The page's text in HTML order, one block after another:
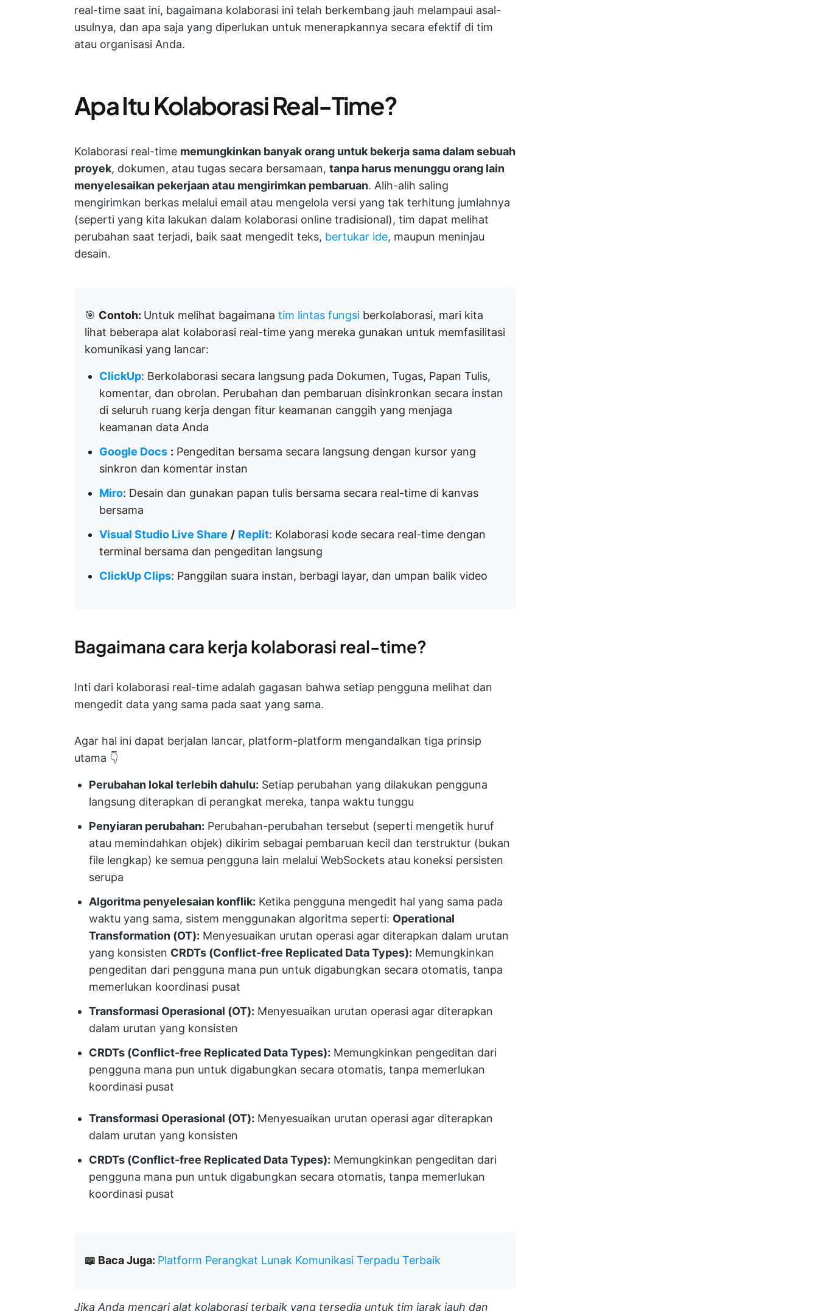
real-time saat ini, bagaimana kolaborasi ini telah berkembang jauh melampaui asal-
usulnya, dan apa saja yang diperlukan untuk menerapkannya secara efektif di tim
atau organisasi Anda.
Apa Itu Kolaborasi Real-Time?
Kolaborasi real-time memungkinkan banyak orang untuk bekerja sama dalam sebuah
proyek, dokumen, atau tugas secara bersamaan, tanpa harus menunggu orang lain
menyelesaikan pekerjaan atau mengirimkan pembaruan. Alih-alih saling
mengirimkan berkas melalui email atau mengelola versi yang tak terhitung jumlahnya
(seperti yang kita lakukan dalam kolaborasi online tradisional), tim dapat melihat
perubahan saat terjadi, baik saat mengedit teks, bertukar ide, maupun meninjau
desain.
🎯 Contoh: Untuk melihat bagaimana tim lintas fungsi berkolaborasi, mari kita
lihat beberapa alat kolaborasi real-time yang mereka gunakan untuk memfasilitasi
komunikasi yang lancar:
ClickUp: Berkolaborasi secara langsung pada Dokumen, Tugas, Papan Tulis,
komentar, dan obrolan. Perubahan dan pembaruan disinkronkan secara instan
di seluruh ruang kerja dengan fitur keamanan canggih yang menjaga
keamanan data Anda
Google Docs : Pengeditan bersama secara langsung dengan kursor yang
sinkron dan komentar instan
Miro: Desain dan gunakan papan tulis bersama secara real-time di kanvas
bersama
Visual Studio Live Share / Replit: Kolaborasi kode secara real-time dengan
terminal bersama dan pengeditan langsung
ClickUp Clips: Panggilan suara instan, berbagi layar, dan umpan balik video
Bagaimana cara kerja kolaborasi real-time?
Inti dari kolaborasi real-time adalah gagasan bahwa setiap pengguna melihat dan
mengedit data yang sama pada saat yang sama.
Agar hal ini dapat berjalan lancar, platform-platform mengandalkan tiga prinsip
utama 👇
Perubahan lokal terlebih dahulu: Setiap perubahan yang dilakukan pengguna
langsung diterapkan di perangkat mereka, tanpa waktu tunggu
Penyiaran perubahan: Perubahan-perubahan tersebut (seperti mengetik huruf
atau memindahkan objek) dikirim sebagai pembaruan kecil dan terstruktur (bukan
file lengkap) ke semua pengguna lain melalui WebSockets atau koneksi persisten
serupa
Algoritma penyelesaian konflik: Ketika pengguna mengedit hal yang sama pada
waktu yang sama, sistem menggunakan algoritma seperti: Operational
Transformation (OT): Menyesuaikan urutan operasi agar diterapkan dalam urutan
yang konsisten CRDTs (Conflict-free Replicated Data Types): Memungkinkan
pengeditan dari pengguna mana pun untuk digabungkan secara otomatis, tanpa
memerlukan koordinasi pusat
Transformasi Operasional (OT): Menyesuaikan urutan operasi agar diterapkan
dalam urutan yang konsisten
CRDTs (Conflict-free Replicated Data Types): Memungkinkan pengeditan dari
pengguna mana pun untuk digabungkan secara otomatis, tanpa memerlukan
koordinasi pusat
Transformasi Operasional (OT): Menyesuaikan urutan operasi agar diterapkan
dalam urutan yang konsisten
CRDTs (Conflict-free Replicated Data Types): Memungkinkan pengeditan dari
pengguna mana pun untuk digabungkan secara otomatis, tanpa memerlukan
koordinasi pusat
📖 Baca Juga: Platform Perangkat Lunak Komunikasi Terpadu Terbaik
Jika Anda mencari alat kolaborasi terbaik yang tersedia untuk tim jarak jauh dan